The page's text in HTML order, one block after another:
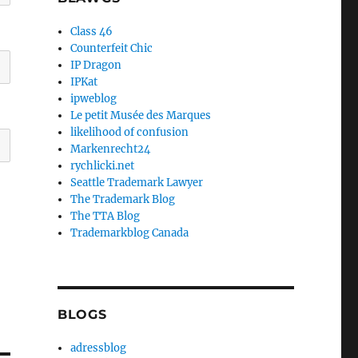
Class 46
Counterfeit Chic
IP Dragon
IPKat
ipweblog
Le petit Musée des Marques
likelihood of confusion
Markenrecht24
rychlicki.net
Seattle Trademark Lawyer
The Trademark Blog
The TTA Blog
Trademarkblog Canada
BLOGS
adressblog